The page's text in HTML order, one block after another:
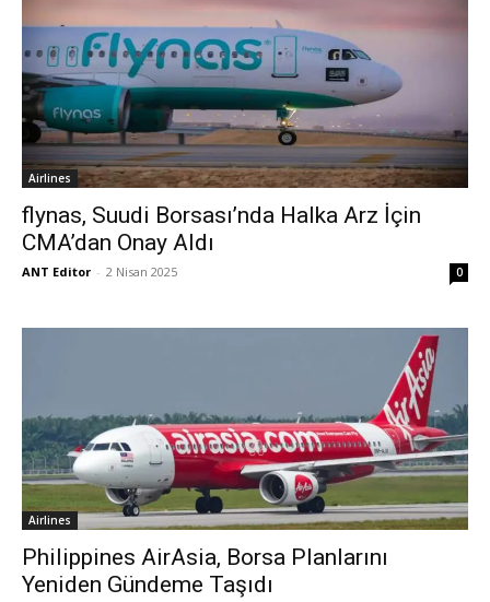
Airlines
flynas, Suudi Borsası’nda Halka Arz İçin
CMA’dan Onay Aldı
ANT Editor - 2 Nisan 2025 0
Airlines
Philippines AirAsia, Borsa Planlarını
Yeniden Gündeme Taşıdı